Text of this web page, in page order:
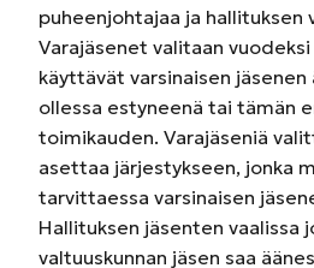
puheenjohtajaa ja hallituksen
Varajäsenet valitaan
käyttävät varsinaisen
ollessa estyneenä tai tämän
toimikauden. Varajäseniä
asettaa järjestykseen, jonka
tarvittaessa varsinaisen
Hallituksen jäsenten vaalissa
valtuuskunnan jäsen saa